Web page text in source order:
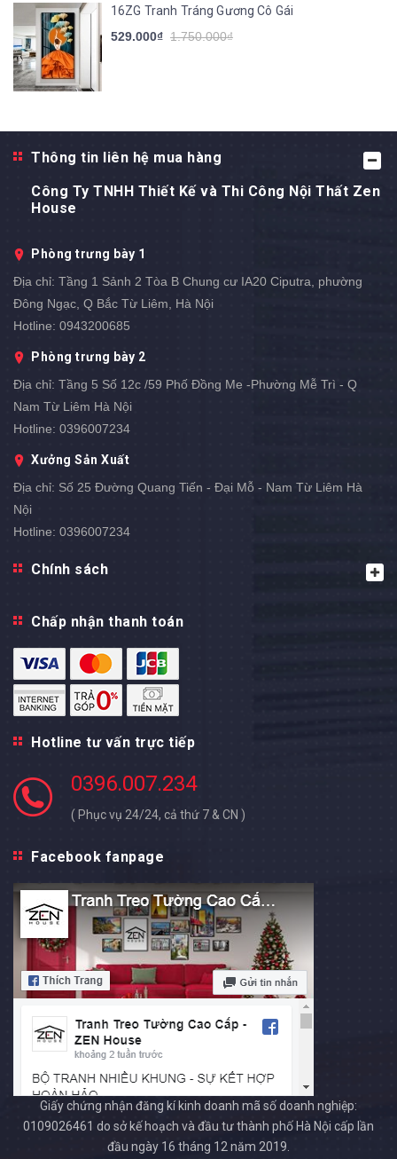
16ZG Tranh Tráng Gương Cô Gái
529.000₫ 1.750.000₫
Thông tin liên hệ mua hàng
Công Ty TNHH Thiết Kế và Thi Công Nội Thất Zen
House
Phòng trưng bày 1
Địa chỉ: Tầng 1 Sảnh 2 Tòa B Chung cư IA20 Ciputra, phường
Đông Ngạc, Q Bắc Từ Liêm, Hà Nội
Hotline: 0943200685
Phòng trưng bày 2
Địa chỉ: Tầng 5 Số 12c /59 Phố Đồng Me -Phường Mễ Trì - Q
Nam Từ Liêm Hà Nội
Hotline: 0396007234
Xưởng Sản Xuất
Địa chỉ: Số 25 Đường Quang Tiến - Đại Mỗ - Nam Từ Liêm Hà
Nội
Hotline: 0396007234
Chính sách
Chấp nhận thanh toán
Hotline tư vấn trực tiếp
0396.007.234
( Phục vụ 24/24, cả thứ 7 & CN )
Facebook fanpage
Giấy chứng nhận đăng kí kinh doanh mã số doanh nghiệp:
0109026461 do sở kế hoạch và đầu tư thành phố Hà Nội cấp lần
đầu ngày 16 tháng 12 năm 2019.